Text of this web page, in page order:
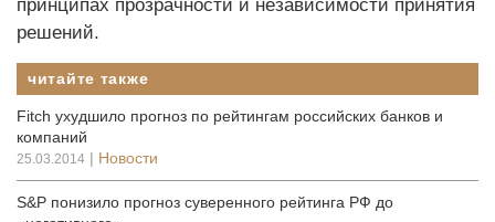
принципах прозрачности и независимости принятия
решений.
читайте также
Fitch ухудшило прогноз по рейтингам российских банков и
компаний
25.03.2014 | Новости
S&P понизило прогноз суверенного рейтинга РФ до